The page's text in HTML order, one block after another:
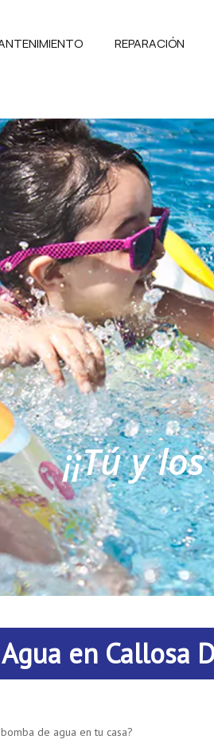
REPARACIÓN
TÚ Y LOS
¡¡Tú y
en Callosa
de agua en tu casa?